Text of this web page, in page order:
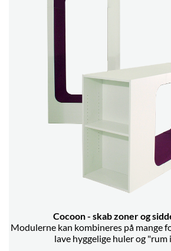
Cocoon - skab zoner og
Modulerne kan kombineres på mange
lave hyggelige huler og "rum